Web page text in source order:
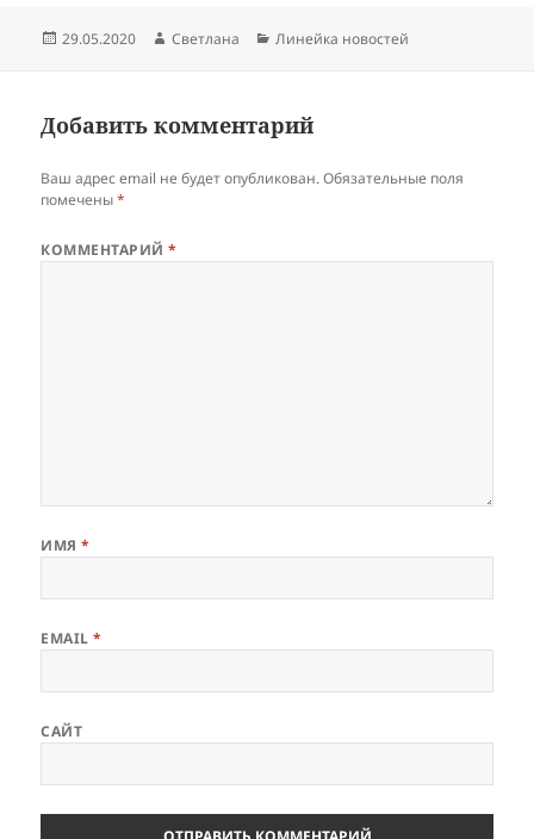
Опубликовано
29.05.2020 Автор
Светлана Рубрики
Линейка новостей
Добавить комментарий
Ваш адрес email не будет опубликован. Обязательные поля
помечены*
КОММЕНТАРИЙ*
ИМЯ*
EMAIL*
САЙТ